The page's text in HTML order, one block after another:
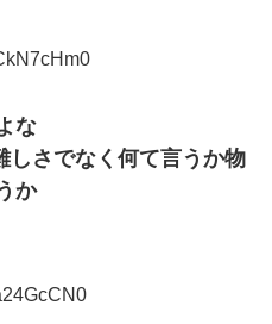
な
しさでなく何て言うか物
か